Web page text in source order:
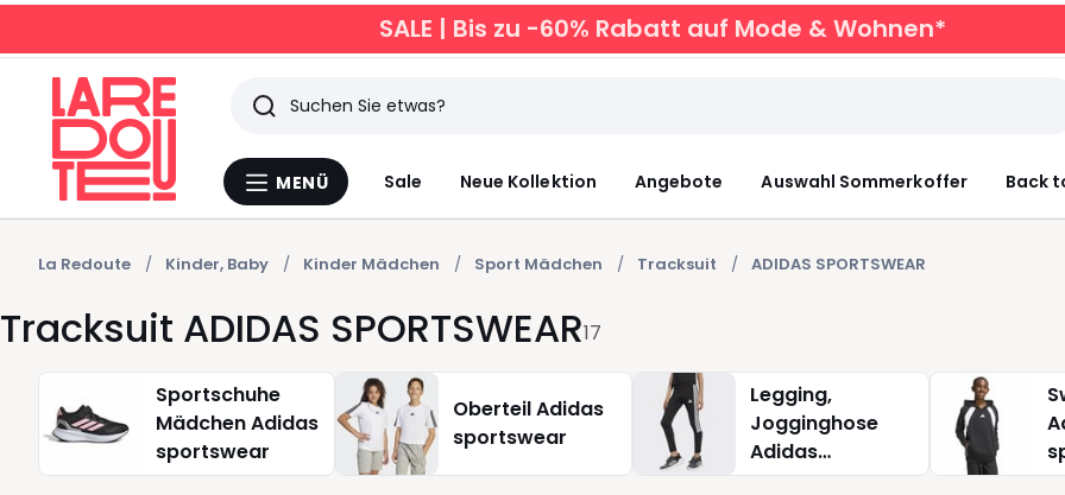
SALE | Bis zu -60% Rabatt auf Mode & Wohnen*
Menü
MENÜ Sale Neue Kollektion Angebote Auswahl Sommerkoffer Back
Suchen
Zuletzt
angesehen
Artikel
La Redoute Kinder, Baby Kinder Mädchen Sport Mädchen Tracksuit ADIDAS SPORTSWEAR
Tracksuit ADIDAS SPORTSWEAR17
Sportschuhe
Mädchen Adidas
sportswear
Oberteil Adidas
sportswear
Legging,
Jogginghose
Adidas
sportswear